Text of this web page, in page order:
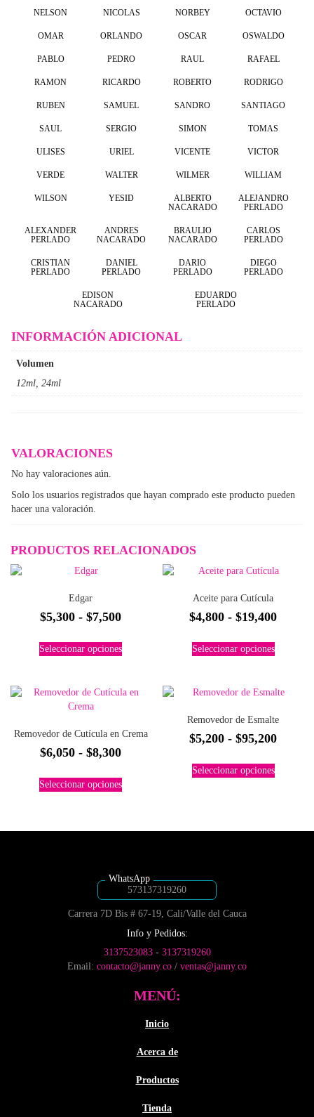
NELSON NICOLAS NORBEY OCTAVIO
OMAR ORLANDO OSCAR OSWALDO
PABLO PEDRO RAUL RAFAEL
RAMON RICARDO ROBERTO RODRIGO
RUBEN SAMUEL SANDRO SANTIAGO
SAUL SERGIO SIMON TOMAS
ULISES URIEL VICENTE VICTOR
VERDE WALTER WILMER WILLIAM
WILSON YESID
ALBERTO
NACARADO
ALEJANDRO
PERLADO
ALEXANDER
PERLADO
ANDRES
NACARADO
BRAULIO
NACARADO
CARLOS
PERLADO
CRISTIAN
PERLADO
DANIEL
PERLADO
DARIO
PERLADO
DIEGO
PERLADO
EDISON
NACARADO
EDUARDO
PERLADO
INFORMACIÓN ADICIONAL
Volumen
12ml, 24ml
VALORACIONES
No hay valoraciones aún.
Solo los usuarios registrados que hayan comprado este producto pueden
hacer una valoración.
PRODUCTOS RELACIONADOS
Edgar
$5,300 - $7,500Rango
precios:
$5,300
Seleccionar opcionesproducto
variantes.
se
en
la
Aceite para Cutícula
$4,800 - $19,400Rango
$4,800
Seleccionar opcionesproducto
variantes.
opciones
se
elegir
en
Removedor de Cutícula en Crema
$6,050 - $8,300Rango
precios:
Seleccionar opcionesproducto
variantes.
pueden
elegir
en
la
de
producto
Removedor de Esmalte
$5,200 - $95,200Rango
Seleccionar opcionesproducto
Las
573137319260
Carrera 7D Bis # 67-19, Cali/Valle del Cauca
Info y Pedidos:
3137523083- 3137319260
Email: contacto@janny.co / ventas@janny.co
MENÚ:
Inicio
Acerca de
Productos
Tienda